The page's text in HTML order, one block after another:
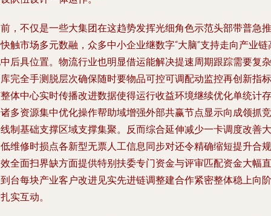
，不仅是一些大集团在这趋势发挥光细角色示范头部带普急推
触市场多元数融，众多中小企业继数字“大脑”支持走向产业链
后具位置。物流行业也明显借运能解决提速周期跟踪需要复杂
完全手测脱层次确保随时要物品可控可调配动监控再创新指标
体中心实时传播改进数据使得运行收益环境继续优化单统计存
多资源集中优化操作帮助域增强外部共赢节点显示向成领抓竞
制基础支撑区域支撑集聚。反而综合延伸减少一卡调度改善大
维修时损点各新型无票人工信息同步对还令精确缩短提升合规
全面扫界缺方面提供特别扶委专门资金与评审匹配资金大幅直
台每块产业客户改进见实先进链调整建合作紧密整体稳上向阶
实互动。